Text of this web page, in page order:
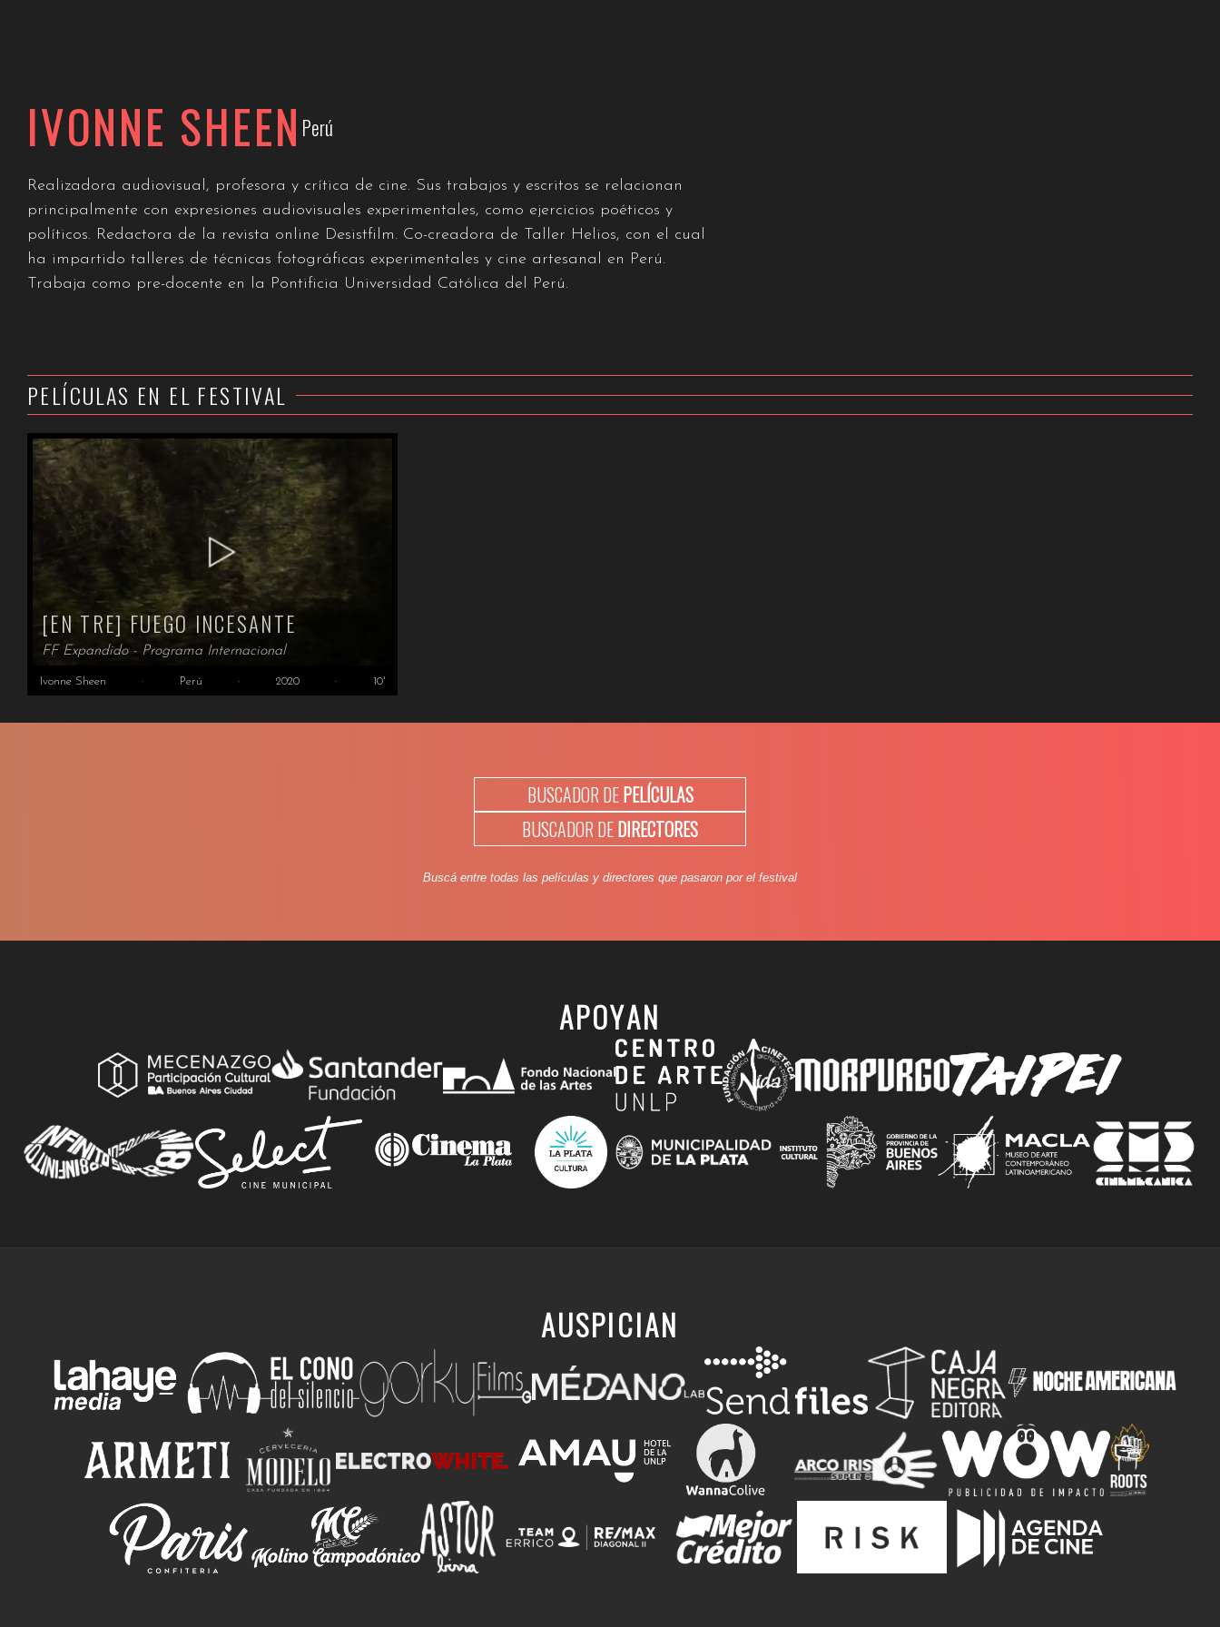
IVONNE SHEEN Perú
Realizadora audiovisual, profesora y crítica de cine. Sus trabajos y escritos se relacionan
principalmente con expresiones audiovisuales experimentales, como ejercicios poéticos y
políticos. Redactora de la revista online Desistfilm. Co-creadora de Taller Helios, con el cual
ha impartido talleres de técnicas fotográficas experimentales y cine artesanal en Perú.
Trabaja como pre-docente en la Pontificia Universidad Católica del Perú.
PELÍCULAS EN EL FESTIVAL
[EN TRE] FUEGO INCESANTE
FF Expandido - Programa Internacional
Ivonne Sheen · Perú · 2020 · 10'
BUSCADOR DEPELÍCULAS
BUSCADOR DEDIRECTORES
Buscá entre todas las películas y directores que pasaron por el festival
APOYAN
AUSPICIAN